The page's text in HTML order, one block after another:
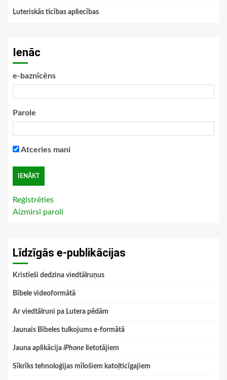
Luteriskās ticības apliecības
Ienāc
e-baznīcēns
Parole
Atceries mani
Reģistrēties
Aizmirsi paroli
Līdzīgās e-publikācijas
Kristieši dedzina viedtālruņus
Bībele videoformātā
Ar viedtālruni pa Lutera pēdām
Jaunais Bībeles tulkojums e-formātā
Jauna aplikācija iPhone lietotājiem
Sīkrīks tehnoloģijas mīlošiem katoļticīgajiem